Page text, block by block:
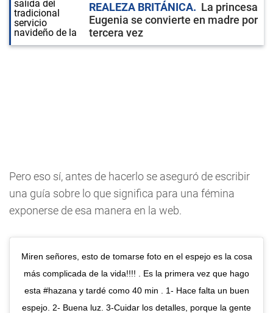
REALEZA BRITÁNICA
La princesa
Eugenia se convierte en madre por
tercera vez
Pero eso sí, antes de hacerlo se aseguró de escribir
una guía sobre lo que significa para una fémina
exponerse de esa manera en la web.
Miren señores, esto de tomarse foto en el espejo es la cosa
más complicada de la vida!!!! . Es la primera vez que hago
esta #hazana y tardé como 40 min . 1- Hace falta un buen
espejo. 2- Buena luz. 3-Cuidar los detalles, porque la gente